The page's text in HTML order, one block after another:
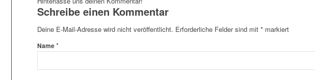
Schreibe einen Kommentar
Deine E-Mail-Adresse wird nicht veröffentlicht. Erforderliche Felder sind mit * markiert
Name*